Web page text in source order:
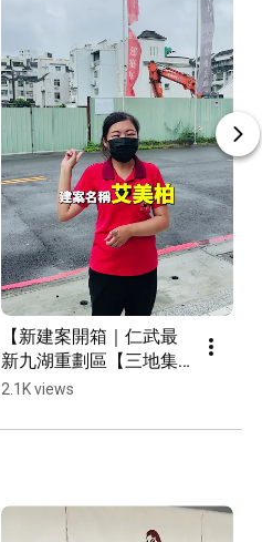
【新建案開箱｜仁武最
新九湖重劃區【三地集
團艾美柏】來了！！ 】
劃區 #數位房仲團隊 #三
2.1K views